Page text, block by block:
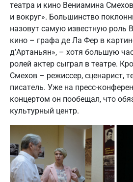
театра и кино Вениамина
и вокруг». Большинство
назовут самую известную роль
кино – графа де Ла Фер в
д’Артаньян», – хотя большую
ролей актер сыграл в театре.
Смехов – режиссер, сценарист,
писатель. Уже на пресс-
концертом он пообещал, что
культурный центр.